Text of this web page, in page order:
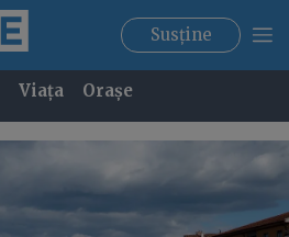
Susține
Viața Orașe